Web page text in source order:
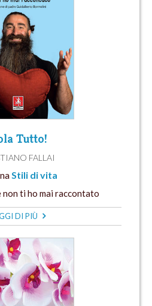
Tutto!
FALLAI
Stili di vita
non ti ho mai raccontato
DI PIÙ